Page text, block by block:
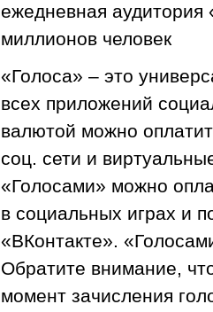
ежедневная
миллионов человек
«Голоса» – это
всех приложений
валютой можно
соц. сети и
«Голосами» можно
в социальных играх и
«ВКонтакте».
Обратите внимание,
момент зачисления